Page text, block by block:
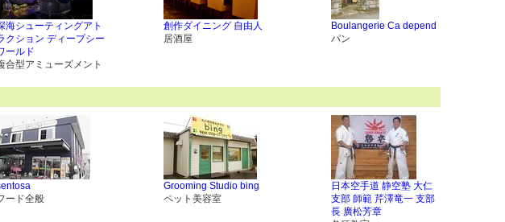
海シューティングアト
クション ディープシー
ールド
合型アミューズメント
創作ダイニング 自由人
居酒屋
Boulangerie Ca depend
パン
ード全般
Grooming Studio bing
ペット美容室
日本空手道 静空塾 大仁
支部 師範 芹澤竜一 支部
長 廣松芳章